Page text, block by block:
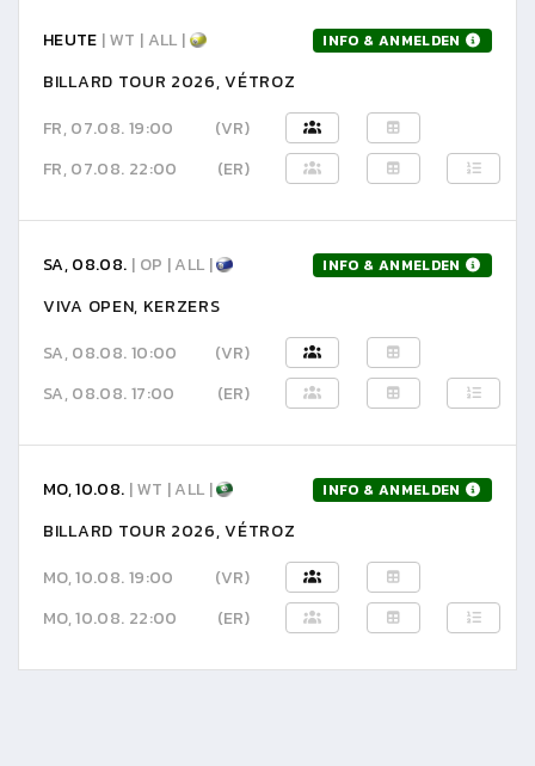
HEUTE | WT | ALL | INFO & ANMELDEN
BILLARD TOUR 2026, VÉTROZ
FR, 07.08. 19:00
(VR)
FR, 07.08. 22:00
(ER)
SA, 08.08. | OP | ALL | INFO & ANMELDEN
VIVA OPEN, KERZERS
SA, 08.08. 10:00
(VR)
SA, 08.08. 17:00
(ER)
MO, 10.08. | WT | ALL | INFO & ANMELDEN
BILLARD TOUR 2026, VÉTROZ
MO, 10.08. 19:00
(VR)
MO, 10.08. 22:00
(ER)